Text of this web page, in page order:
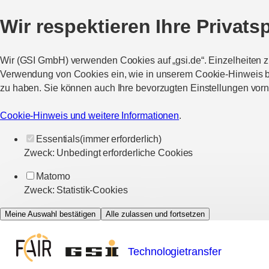
Technologietransfer
Wir respektieren Ihre
Wir (GSI GmbH) verwenden Cookies auf „gsi.de“.
Verwendung von Cookies ein, wie in unserem Cookie-Hinweis
zu haben. Sie können auch Ihre bevorzugten Einstellungen
Cookie-Hinweis und weitere Informationen.
Essentials(immer erforderlich)
Zweck: Unbedingt erforderliche Cookies
Matomo
Zweck: Statistik-Cookies
Meine Auswahl bestätigen Alle zulassen und fortsetzen